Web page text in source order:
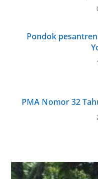
Pondok
PMA Nomor 32